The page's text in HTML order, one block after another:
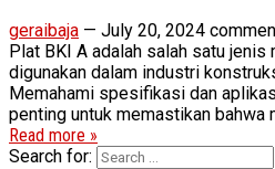
geraibaja — July 20, 2024
Plat BKI A adalah salah satu
digunakan dalam industri
Memahami spesifikasi dan
penting untuk memastikan bahwa
Read more »
Search for: